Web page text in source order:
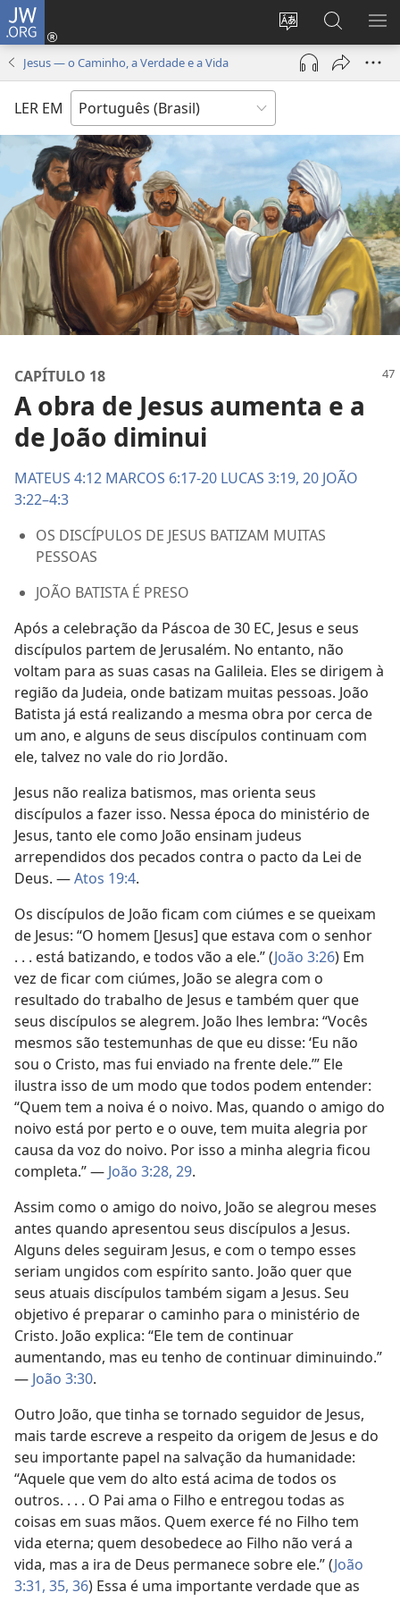
JW.ORG
Mudar
idioma
Log
(abre
janela)
Buscar
no
JW.ORG
Jesus — o Caminho, a Verdade e a Vida
LER EM
CAPÍTULO 18
A obra de Jesus aumenta e a
de João diminui
MATEUS 4:12 MARCOS 6:17-20 LUCAS 3:19, 20 JOÃO
3:22–4:3
OS DISCÍPULOS DE JESUS BATIZAM MUITAS
PESSOAS
JOÃO BATISTA É PRESO
Após a celebração da Páscoa de 30 EC, Jesus e seus
discípulos partem de Jerusalém. No entanto, não
voltam para as suas casas na Galileia. Eles se dirigem à
região da Judeia, onde batizam muitas pessoas. João
Batista já está realizando a mesma obra por cerca de
um ano, e alguns de seus discípulos continuam com
ele, talvez no vale do rio Jordão.
Jesus não realiza batismos, mas orienta seus
discípulos a fazer isso. Nessa época do ministério de
Jesus, tanto ele como João ensinam judeus
arrependidos dos pecados contra o pacto da Lei de
Deus. —Atos 19:4.
Os discípulos de João ficam com ciúmes e se queixam
de Jesus: “O homem [Jesus] que estava com o senhor
. . . está batizando, e todos vão a ele.” (João 3:26) Em
vez de ficar com ciúmes, João se alegra com o
resultado do trabalho de Jesus e também quer que
seus discípulos se alegrem. João lhes lembra: “Vocês
mesmos são testemunhas de que eu disse: ‘Eu não
sou o Cristo, mas fui enviado na frente dele.’” Ele
ilustra isso de um modo que todos podem entender:
“Quem tem a noiva é o noivo. Mas, quando o amigo do
noivo está por perto e o ouve, tem muita alegria por
causa da voz do noivo. Por isso a minha alegria ficou
completa.” — João 3:28, 29.
Assim como o amigo do noivo, João se alegrou meses
antes quando apresentou seus discípulos a Jesus.
Alguns deles seguiram Jesus, e com o tempo esses
seriam ungidos com espírito santo. João quer que
seus atuais discípulos também sigam a Jesus. Seu
objetivo é preparar o caminho para o ministério de
Cristo. João explica: “Ele tem de continuar
aumentando, mas eu tenho de continuar diminuindo.”
— João 3:30.
Outro João, que tinha se tornado seguidor de Jesus,
mais tarde escreve a respeito da origem de Jesus e do
seu importante papel na salvação da humanidade:
“Aquele que vem do alto está acima de todos os
outros. . . . O Pai ama o Filho e entregou todas as
coisas em suas mãos. Quem exerce fé no Filho tem
vida eterna; quem desobedece ao Filho não verá a
vida, mas a ira de Deus permanece sobre ele.” (João
3:31, 35, 36) Essa é uma importante verdade que as